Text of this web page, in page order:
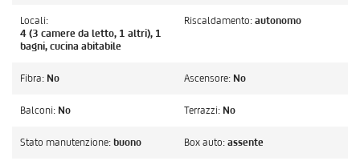
Locali:
4 (3 camere da letto, 1 altri), 1
bagni, cucina abitabile
Riscaldamento: autonomo
Fibra: No Ascensore: No
Balconi: No Terrazzi: No
Stato manutenzione: buono Box auto: assente